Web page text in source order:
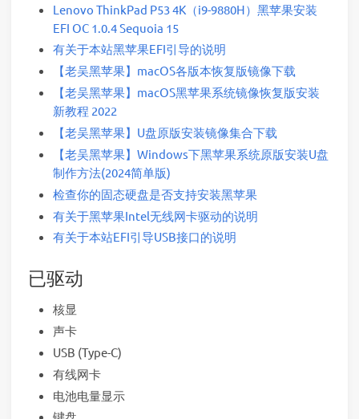
Lenovo ThinkPad P53 4K（i9-9880H）黑苹果安装
EFI OC 1.0.4 Sequoia 15
有关于本站黑苹果EFI引导的说明
【老吴黑苹果】macOS各版本恢复版镜像下载
【老吴黑苹果】macOS黑苹果系统镜像恢复版安装
新教程 2022
【老吴黑苹果】U盘原版安装镜像集合下载
【老吴黑苹果】Windows下黑苹果系统原版安装U盘
制作方法(2024简单版)
检查你的固态硬盘是否支持安装黑苹果
有关于黑苹果Intel无线网卡驱动的说明
有关于本站EFI引导USB接口的说明
已驱动
核显
声卡
USB (Type-C)
有线网卡
电池电量显示